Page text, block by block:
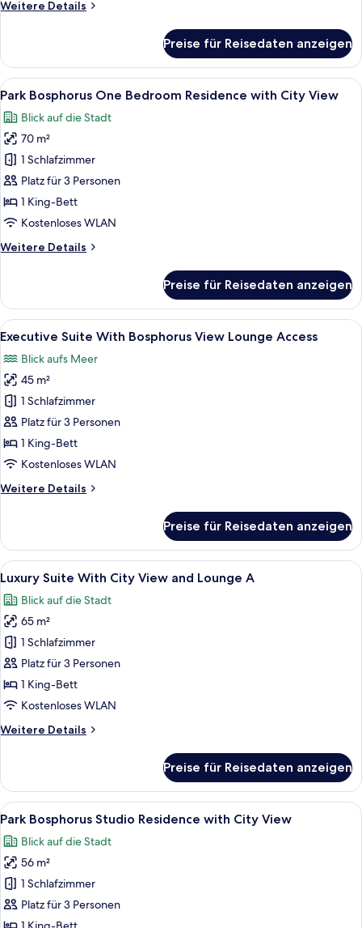
City
Weitere Details
Weitere
Bosphorus
Three
Bedroom
Residence
with
City
View
Preise für Reisedaten anzeigen
Alle
Fotos
für
Park
Bosphorus
One
Bedroom
Residence
City
Eine moderne Wohnung mit
6
Park Bosphorus One Bedroom Residence with City View
Blick auf die Stadt
70 m²
1 Schlafzimmer
Platz für 3 Personen
1 King-Bett
Kostenloses WLAN
Weitere Details
Weitere
Bosphorus
One
Bedroom
with
City
View
Preise für Reisedaten anzeigen
Alle
Fotos
für
Executive
Suite
With
Bosphorus
View
Access
Ein Hotelzimmer mit einem großen
5
Executive Suite With Bosphorus View Lounge Access
Blick aufs Meer
45 m²
1 Schlafzimmer
Platz für 3 Personen
1 King-Bett
Kostenloses WLAN
Weitere Details
Weitere
Suite
With
Bosphorus
Lounge
Access
Preise für Reisedaten anzeigen
Alle
Fotos
für
Luxury
Suite
With
City
View
Lounge
Ein luxuriöses Hotelzimmer mit
6
Luxury Suite With City View and Lounge A
Blick auf die Stadt
65 m²
1 Schlafzimmer
Platz für 3 Personen
1 King-Bett
Kostenloses WLAN
Weitere Details
Weitere
Suite
With
City
and
Lounge
Preise für Reisedaten anzeigen
Alle
Fotos
für
Park
Bosphorus
Studio
Residence
Ein modernes Hotelzimmer mit Bett,
6
Park Bosphorus Studio Residence with City View
Blick auf die Stadt
56 m²
1 Schlafzimmer
Platz für 3 Personen